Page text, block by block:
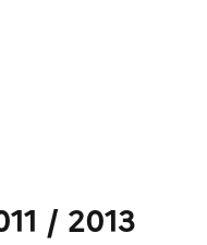
/ 2013